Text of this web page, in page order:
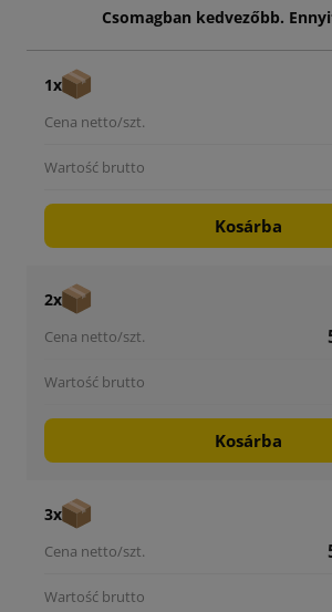
Csomagban kedvezőbb.
1x
Kosárba
2x
Kosárba
3x